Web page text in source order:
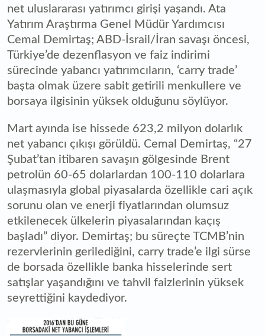
net uluslararası yatırımcı girişi yaşandı. Ata
Yatırım Araştırma Genel Müdür Yardımcısı
Cemal Demirtaş; ABD-İsrail/İran savaşı öncesi,
Türkiye’de dezenflasyon ve faiz indirimi
sürecinde yabancı yatırımcıların, ‘carry trade’
başta olmak üzere sabit getirili menkullere ve
borsaya ilgisinin yüksek olduğunu söylüyor.
Mart ayında ise hissede 623,2 milyon dolarlık
net yabancı çıkışı görüldü. Cemal Demirtaş, “27
Şubat’tan itibaren savaşın gölgesinde Brent
petrolün 60-65 dolarlardan 100-110 dolarlara
ulaşmasıyla global piyasalarda özellikle cari açık
sorunu olan ve enerji fiyatlarından olumsuz
etkilenecek ülkelerin piyasalarından kaçış
başladı” diyor. Demirtaş; bu süreçte TCMB’nin
rezervlerinin gerilediğini, carry trade’e ilgi sürse
de borsada özellikle banka hisselerinde sert
satışlar yaşandığını ve tahvil faizlerinin yüksek
seyrettiğini kaydediyor.